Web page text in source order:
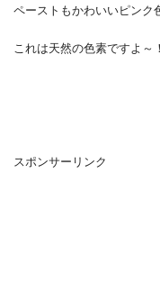
ペーストもかわいいピンク
これは天然の色素ですよ～
スポンサーリンク